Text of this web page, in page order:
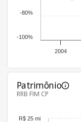
2004
-100%
-80%
Patrimônio
RRB FIM CP
R$ 25 mi